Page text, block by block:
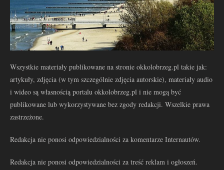
Wszystkie materiały publikowane na stronie okkolobrzeg.pl takie jak:
artykuły, zdjęcia (w tym szczególnie zdjęcia autorskie), materiały audio
i wideo są własnością portalu okkolobrzeg.pl i nie mogą być
publikowane lub wykorzystywane bez zgody redakcji. Wszelkie prawa
zastrzeżone.
Redakcja nie ponosi odpowiedzialności za komentarze Internautów.
Redakcja nie ponosi odpowiedzialności za treść reklam i ogłoszeń.